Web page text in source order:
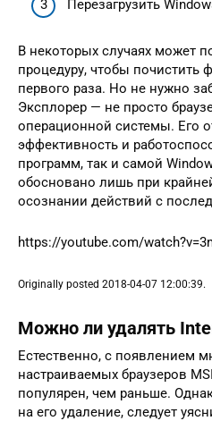
Перезагрузить
В некоторых случаях может
процедуру, чтобы почистить
первого раза. Но не нужно
Эксплорер — не просто
операционной системы. Его
эффективность и
программ, так и самой
обосновано лишь при
осознании действий с
https://youtube.com/
Originally posted 2018-04-07 12:00:39.
Можно ли удалять
Естественно, с появлением
настраиваемых браузеров
популярен, чем раньше.
на его удаление, следует